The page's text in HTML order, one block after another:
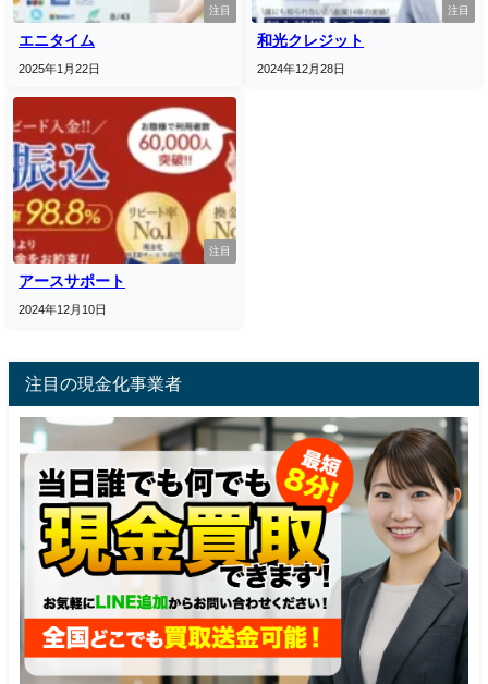
注目
エニタイム
2025年1月22日
注目
和光クレジット
2024年12月28日
注目
アースサポート
2024年12月10日
注目の現金化事業者